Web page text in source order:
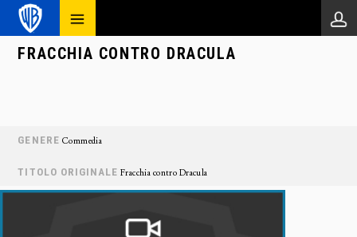
FRACCHIA CONTRO DRACULA
GENERE Commedia
TITOLO ORIGINALE Fracchia contro Dracula